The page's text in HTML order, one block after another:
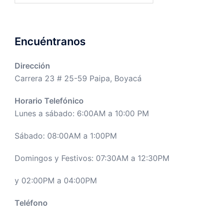
Encuéntranos
Dirección
Carrera 23 # 25-59 Paipa, Boyacá
Horario Telefónico
Lunes a sábado: 6:00AM a 10:00 PM
Sábado: 08:00AM a 1:00PM
Domingos y Festivos: 07:30AM a 12:30PM
y 02:00PM a 04:00PM
Teléfono